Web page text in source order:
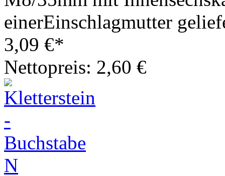
einerEinschlagmutter
3,09 €*
Nettopreis: 2,60 €